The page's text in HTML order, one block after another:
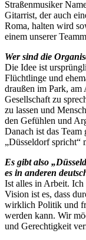
Straßenmusiker
Gitarrist, der auch
Roma, halten wird
einem unserer
Wer sind die
Die Idee ist
Flüchtlinge und
draußen im Park,
Gesellschaft zu
zu lassen und
den Gefühlen und
Danach ist das Team
„Düsseldorf spricht“
Es gibt also
es in anderen
Ist alles in Arbeit. Ich
Vision ist es, dass
wirklich Politik und
werden kann. Wir
und Gerechtigkeit